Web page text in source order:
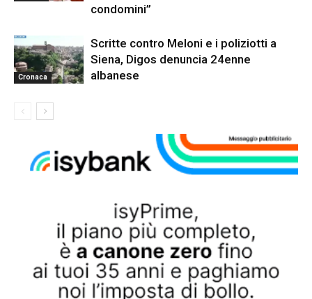
condomini”
Cronaca
Scritte contro Meloni e i poliziotti a
Siena, Digos denuncia 24enne
albanese